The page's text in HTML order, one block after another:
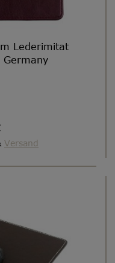
Lederimitat
Versand